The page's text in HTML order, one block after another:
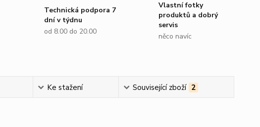
Technická podpora 7
dní v týdnu
od 8.00 do 20.00
Vlastní fotky
produktů a dobrý
servis
něco navíc
Ke stažení Související zboží 2